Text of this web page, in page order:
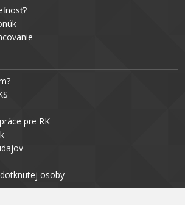
pre RK
osoby
OM